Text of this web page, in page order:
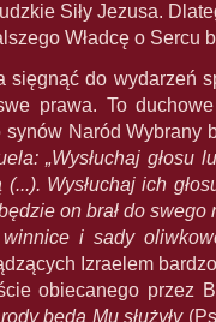
Siły Jezusa.
Władcę o
do wydarzeń
prawa. To
Naród Wybrany
„Wysłuchaj
Wysłuchaj ich
on brał do
i sady
Izraelem
obiecanego przez
będą Mu służyły(Ps